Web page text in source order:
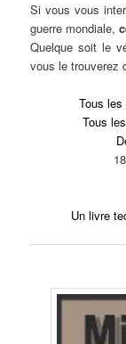
Si vous vous
guerre mondiale,
Quelque soit le
vous le trouverez
Tous
Tous
Un livre